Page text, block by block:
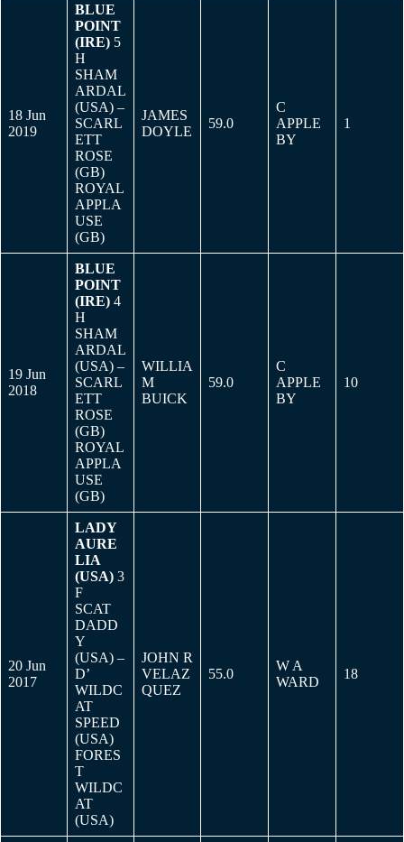
18 Jun
2019
BLUE
POINT
(IRE) 5
H
SHAM
ARDAL
(USA) –
SCARL
ETT
ROSE
(GB)
ROYAL
APPLA
USE
(GB)
JAMES
DOYLE
59.0
C
APPLE
BY
1
19 Jun
2018
BLUE
POINT
(IRE) 4
H
SHAM
ARDAL
(USA) –
SCARL
ETT
ROSE
(GB)
ROYAL
APPLA
USE
(GB)
WILLIA
M
BUICK
59.0
C
APPLE
BY
10
20 Jun
2017
LADY
AURE
LIA
(USA) 3
F
SCAT
DADD
Y
(USA) –
D’
WILDC
AT
SPEED
(USA)
FORES
T
WILDC
AT
(USA)
JOHN R
VELAZ
QUEZ
55.0
W A
WARD
18